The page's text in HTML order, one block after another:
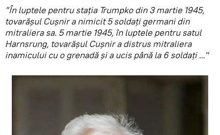
”În luptele pentru stația Trumpko din 3 martie 1945,
tovarășul Cușnir a nimicit 5 soldați germani din
mitraliera sa. 5 martie 1945, în luptele pentru satul
Harnsrung, tovarășul Cușnir a distrus mitraliera
inamicului cu o grenadă și a ucis până la 6 soldați ..."